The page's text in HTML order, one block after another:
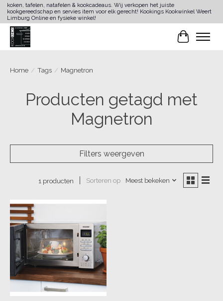
koken, tafelen, natafelen & kookcadeaus. Wij verkopen het juiste
kookgereedschap en servies item voor elk gerecht! Kookings Kookwinkel Weert
Limburg Online en fysieke winkel!
Home / Tags / Magnetron
Producten getagd met
Magnetron
Filters weergeven
1 producten Sorteren op Meest bekeken